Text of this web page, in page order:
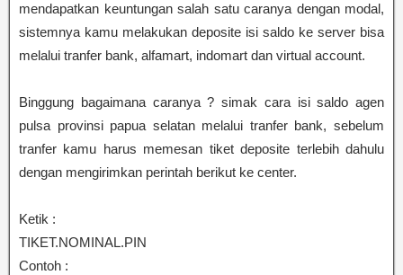
mendapatkan keuntungan salah satu caranya dengan modal,
sistemnya kamu melakukan deposite isi saldo ke server bisa
melalui tranfer bank, alfamart, indomart dan virtual account.
Binggung bagaimana caranya ? simak cara isi saldo agen
pulsa provinsi papua selatan melalui tranfer bank, sebelum
tranfer kamu harus memesan tiket deposite terlebih dahulu
dengan mengirimkan perintah berikut ke center.
Ketik :
TIKET.NOMINAL.PIN
Contoh :